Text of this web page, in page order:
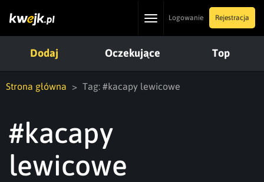
ToggleLogowanie Rejestracja
Dodaj Oczekujące Top
Strona główna Tag: #kacapy lewicowe
#kacapy
lewicowe